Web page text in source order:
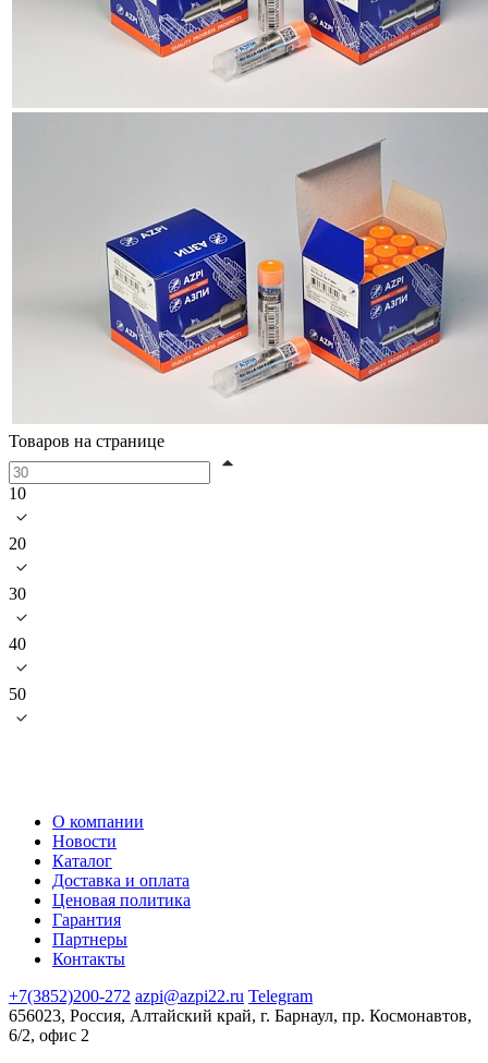
Товаров на странице
10
20
30
40
50
О компании
Новости
Каталог
Доставка и оплата
Ценовая политика
Гарантия
Партнеры
Контакты
+7(3852)200-272 azpi@azpi22.ru Telegram
656023, Россия, Алтайский край, г. Барнаул, пр. Космонавтов,
6/2, офис 2